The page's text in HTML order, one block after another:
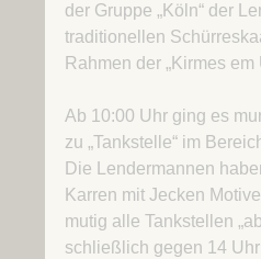
der Gruppe „Köln“ der
traditionellen
Rahmen der „Kirmes
Ab 10:00 Uhr ging es
zu „Tankstelle“ im
Die Lendermannen
Karren mit Jecken
mutig alle Tankstellen
schließlich gegen 14